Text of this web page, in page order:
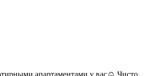
апартаментами у вас☺️ Чисто,